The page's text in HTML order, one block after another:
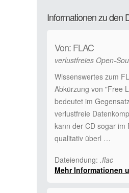
Informationen zu den
Von: FLAC
verlustfreies Open-
Wissenswertes zum
Abkürzung von "Free
bedeutet im
verlustfreie
kann der CD sogar im
qualitativ überl …
Dateiendung: .flac
Mehr Informationen